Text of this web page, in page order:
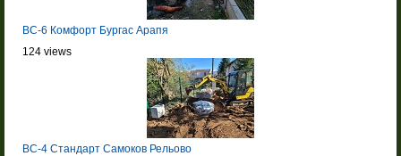
BC-6 Комфорт Бургас Арапя
124 views
BC-4 Стандарт Самоков Рельово